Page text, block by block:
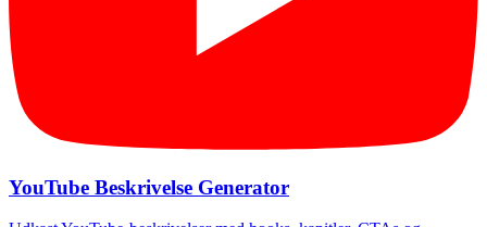
YouTube Beskrivelse Generator